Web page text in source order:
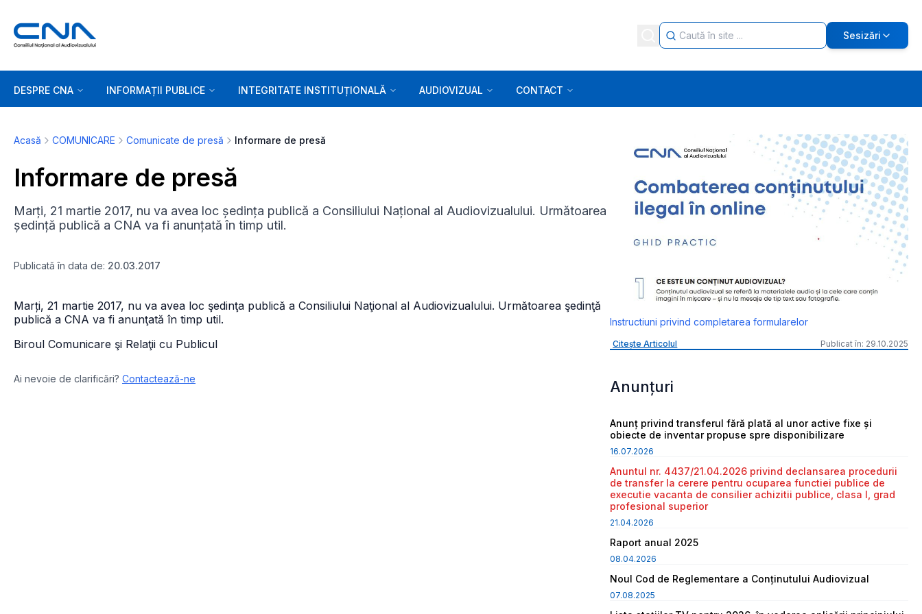
Sesizări
DESPRE CNA INFORMAȚII PUBLICE INTEGRITATE INSTITUȚIONALĂ AUDIOVIZUAL CONTACT
Acasă COMUNICARE Comunicate de presă Informare de presă
Informare de presă
Marți, 21 martie 2017, nu va avea loc ședința publică a Consiliului Național al Audiovizualului. Următoarea
ședință publică a CNA va fi anunțată în timp util.
Publicată în data de: 20.03.2017
Marți, 21 martie 2017, nu va avea loc şedinţa publică a Consiliului Naţional al Audiovizualului. Următoarea şedinţă
publică a CNA va fi anunţată în timp util.
Biroul Comunicare şi Relaţii cu Publicul
Ai nevoie de clarificări? Contactează-ne
Instructiuni privind completarea formularelor
Citește Articolul Publicat în: 29.10.2025
Anunțuri
Anunț privind transferul fără plată al unor active fixe și
obiecte de inventar propuse spre disponibilizare
16.07.2026
Anuntul nr. 4437/21.04.2026 privind declansarea procedurii
de transfer la cerere pentru ocuparea functiei publice de
executie vacanta de consilier achizitii publice, clasa I, grad
profesional superior
21.04.2026
Raport anual 2025
08.04.2026
Noul Cod de Reglementare a Conținutului Audiovizual
07.08.2025